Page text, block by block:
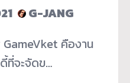
G-JANG
GameVket คืองาน
ที่จะจัดข…